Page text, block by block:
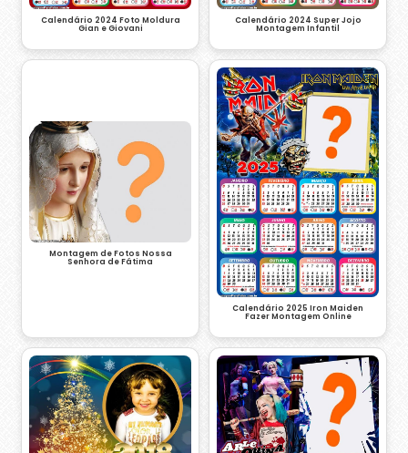
Calendário 2024 Foto Moldura
Gian e Giovani
Calendário 2024 Super Jojo
Montagem Infantil
Montagem de Fotos Nossa
Senhora de Fátima
Calendário 2025 Iron Maiden
Fazer Montagem Online